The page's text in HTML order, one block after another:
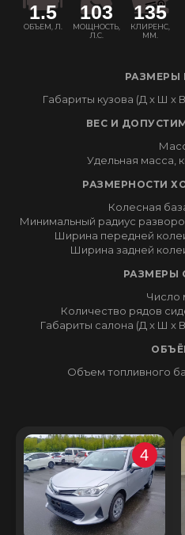
ОБЪЕМ, Л.
1.5
МОЩНОСТЬ,
Л.С.
103
КЛИРЕНС,
ММ.
135
РАЗМЕРЫ
Габариты кузова (Д x Ш x
ВЕС И
Удельная масса,
РАЗМЕРНОСТИ
Колесная
Минимальный радиус
Ширина передней
Ширина задней
РАЗМЕРЫ
Число
Количество рядов
Габариты салона (Д x Ш x
Объем топливного
4